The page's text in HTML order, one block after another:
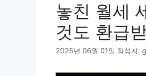
놓친 월세
것도 환급
2025년 06월 01일 작성자: